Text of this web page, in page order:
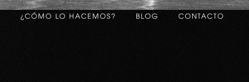
¿CÓMO LO HACEMOS? BLOG CONTACTO